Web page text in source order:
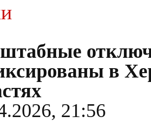
в
21:56